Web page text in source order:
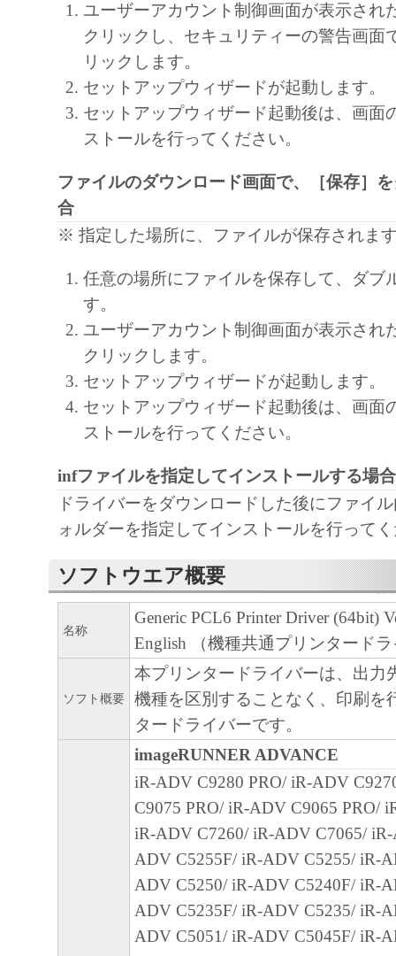
expressly provided herein, no license or right,
is hereby conveyed or granted by Canon to
intellectual property of Canon and its licensors.
5. EXPORT RESTRICTION
You agree to comply with all export laws and
regulations of the country involved, and not to
export, directly or indirectly, the Software in
laws, restrictions and regulations, or without all
approvals.
NEITHER CANON, CANON'S
AFFILIATES, THEIR DISTRIBUTORS, OR
CANON'S LICENSORS ARE
MAINTAINING OR HELPING YOU TO
SOFTWARE. NO UPDATES, FIXES OR
BE MADE AVAILABLE FOR THE
7. NO WARRANTY AND DISCLAIMER
WITHOUT WARRANTY OF ANY KIND,
EXPRESSED OR IMPLIED, INCLUDING,
LIMITED TO THE IMPLIED WARRANTIES
MERCHANTABILITY AND FITNESS FOR
PURPOSE. THE ENTIRE RISK AS TO
PERFORMANCE OF THE SOFTWARE IS
SHOULD THE SOFTWARE PROVE
ASSUME THE ENTIRE COST OF ALL
SERVICING, REPAIR OR CORRECTION.
LEGAL JURISDICTIONS DO NOT ALLOW
EXCLUSION OF IMPLIED WARRANTIES,
EXCLUSION MAY NOT APPLY TO YOU.
THIS WARRANTY GIVES YOU SPECIFIC
AND YOU MAY ALSO HAVE OTHER
VARY FROM STATE TO STATE OR
JURISDICTION.
NEITHER CANON, CANON'S
AFFILIATES, THEIR DISTRIBUTORS, OR
CANON'S LICENSORS WARRANT THAT
ユーザーアカウント制御画面が表示され
クリックし、セキュリティーの警告画面
リックします。
セットアップウィザードが起動します。
セットアップウィザード起動後は、画面
ストールを行ってください。
ファイルのダウンロード画面で、［保存］
合
※ 指定した場所に、ファイルが保存されま
任意の場所にファイルを保存して、ダブ
す。
ユーザーアカウント制御画面が表示され
クリックします。
セットアップウィザードが起動します。
セットアップウィザード起動後は、画面
ストールを行ってください。
infファイルを指定してインストールする場合
ドライバーをダウンロードした後にファイ
ォルダーを指定してインストールを行って
ソフトウエア概要
名称
Generic PCL6 Printer Driver (64bit)
English （機種共通プリンタード
ソフト概要
本プリンタードライバーは、出力
機種を区別することなく、印刷を
タードライバーです。
imageRUNNER ADVANCE
iR-ADV C9280 PRO/ iR-ADV
C9075 PRO/ iR-ADV C9065 PRO/
iR-ADV C7260/ iR-ADV C7065/
ADV C5255F/ iR-ADV C5255/ iR-
ADV C5250/ iR-ADV C5240F/ iR-
ADV C5235F/ iR-ADV C5235/ iR-
ADV C5051/ iR-ADV C5045F/ iR-